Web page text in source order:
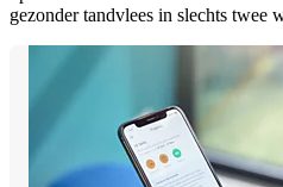
gezonder tandvlees in slechts twee